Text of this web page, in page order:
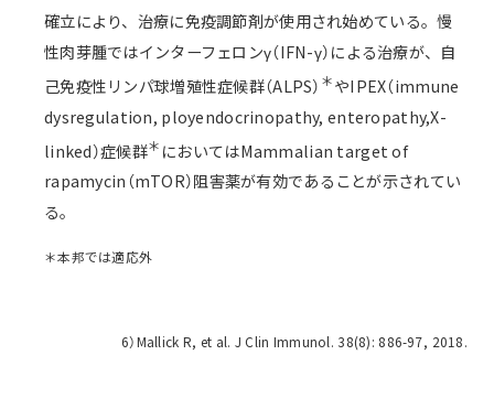
確立により、治療に免疫調節剤が使用され始めている。慢
性肉芽腫ではインターフェロンγ（IFN-γ）による治療が、自
己免疫性リンパ球増殖性症候群（ALPS） ＊やIPEX（immune
dysregulation, ployendocrinopathy, enteropathy,X-
linked）症候群＊ においてはMammalian target of
rapamycin（mTOR）阻害薬が有効であることが示されてい
る。
＊本邦では適応外
6）Mallick R, et al. J Clin Immunol. 38(8): 886-97, 2018.